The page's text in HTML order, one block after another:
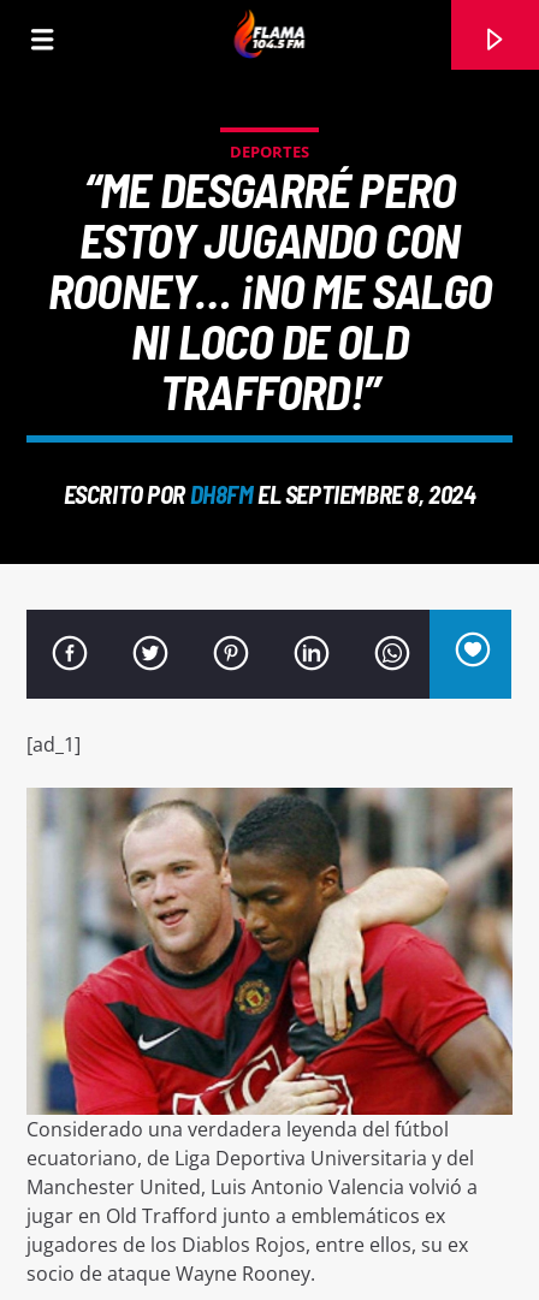
TÍTULO
Señal FM
DEPORTES
“ME DESGARRÉ PERO
ESTOY JUGANDO CON
ROONEY… ¡NO ME SALGO
NI LOCO DE OLD
TRAFFORD!”
ESCRITO PORDH8FMEL SEPTIEMBRE 8, 2024
[ad_1]
Considerado una verdadera leyenda del fútbol
ecuatoriano, de Liga Deportiva Universitaria y del
Manchester United, Luis Antonio Valencia volvió a
jugar en Old Trafford junto a emblemáticos ex
jugadores de los Diablos Rojos, entre ellos, su ex
socio de ataque Wayne Rooney.